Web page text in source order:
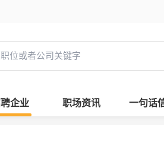
企业 职场资讯 一句话